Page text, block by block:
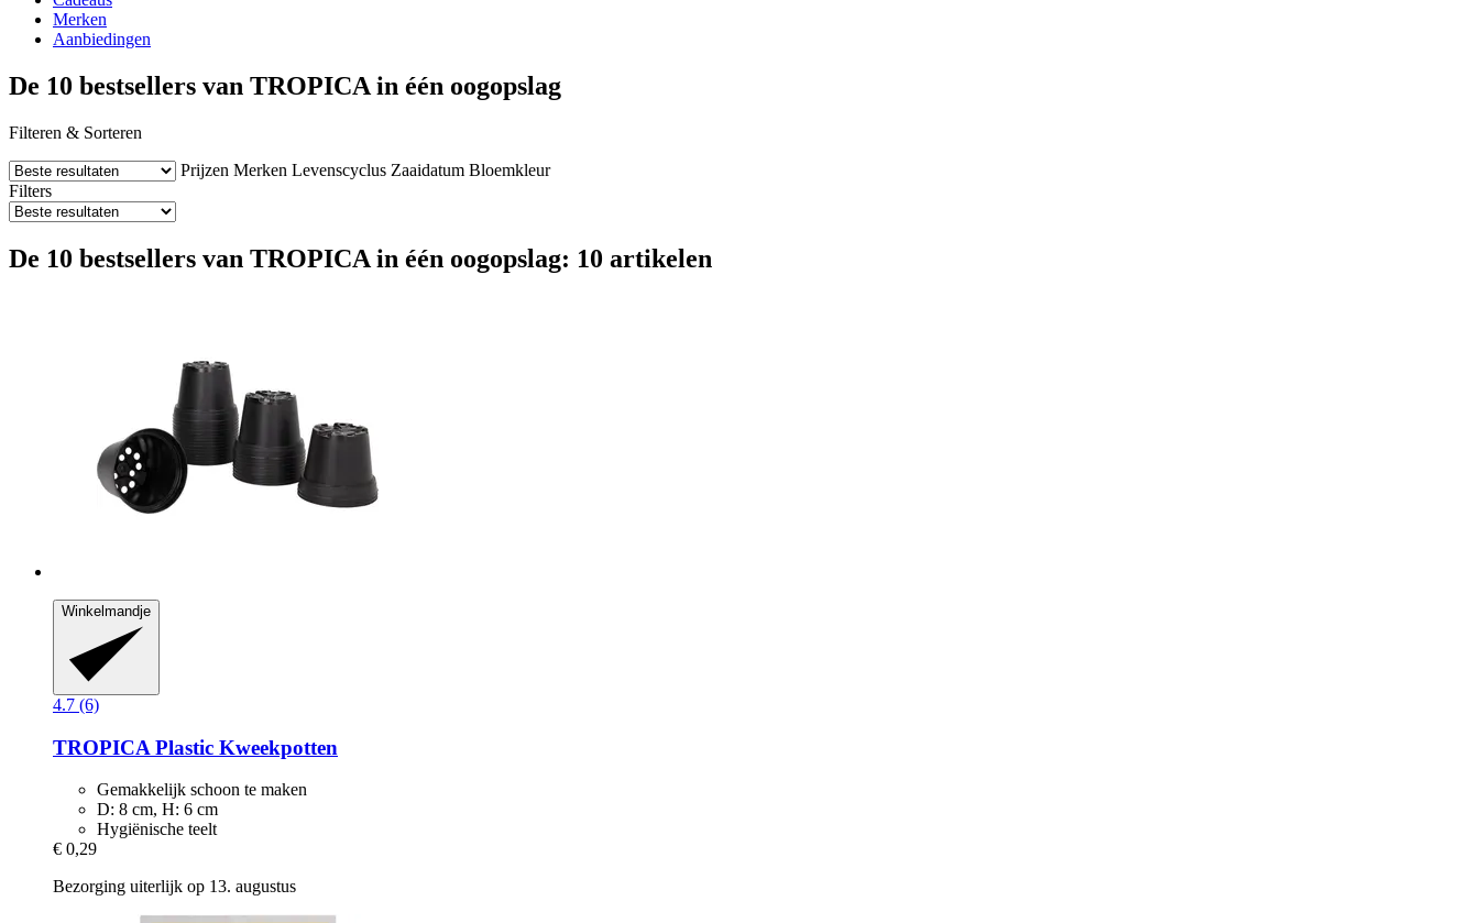
Merken
Aanbiedingen
De 10 bestsellers van TROPICA in één oogopslag
Filteren & Sorteren
Prijzen Merken Levenscyclus Zaaidatum Bloemkleur
Filters
De 10 bestsellers van TROPICA in één oogopslag: 10 artikelen
Winkelmandje
4.7 (6)
TROPICA Plastic Kweekpotten
Gemakkelijk schoon te maken
D: 8 cm, H: 6 cm
Hygiënische teelt
€ 0,29
Bezorging uiterlijk op 13. augustus